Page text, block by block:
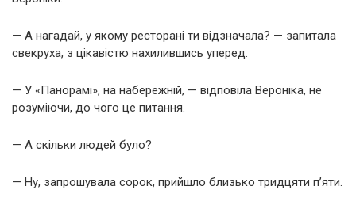
— А нагадай, у якому ресторані ти відзначала? — запитала
свекруха, з цікавістю нахилившись уперед.
— У «Панорамі», на набережній, — відповіла Вероніка, не
розуміючи, до чого це питання.
— А скільки людей було?
— Ну, запрошувала сорок, прийшло близько тридцяти п’яти.